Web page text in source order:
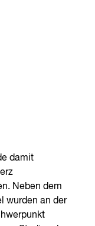
damit
Neben dem
wurden an der